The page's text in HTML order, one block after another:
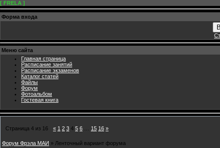
[ FRELA ]
Форма входа
Меню сайта
Главная страница
Расписание занятий
Расписание экзаменов
Каталог статей
Файлы
Форум
Фотоальбом
Гостевая книга
Страница 4 из 16 « 1 2 3 4 5 6 15 16 »
Форум Фрэла МАИ » Ленточный вариант форума